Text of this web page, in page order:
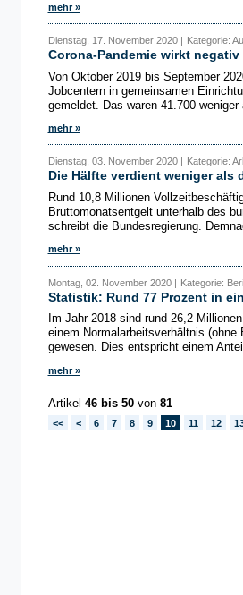
mehr »
Dienstag, 17. November 2020 | Kategorie:
Corona-Pandemie wirkt
Von Oktober 2019 bis September
Jobcentern in gemeinsamen
gemeldet. Das waren 41.700
mehr »
Dienstag, 03. November 2020 | Kategorie:
Die Hälfte verdient weniger als
Rund 10,8 Millionen
Bruttomonatsentgelt unterhalb des
schreibt die Bundesregierung.
mehr »
Montag, 02. November 2020 | Kategorie:
Statistik: Rund 77 Prozent in
Im Jahr 2018 sind rund 26,2
einem Normalarbeitsverhältnis
gewesen. Dies entspricht einem
mehr »
Artikel 46 bis 50von 81
<< < 6 7 8 9 10 11 12